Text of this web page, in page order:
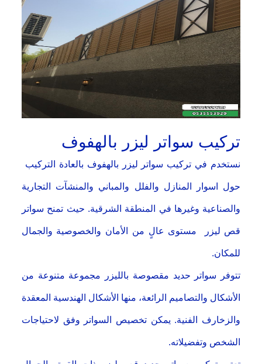
تركيب سواتر ليزر بالهفوف
نستخدم في تركيب سواتر ليزر بالهفوف بالعادة التركيب
حول اسوار المنازل والفلل والمباني والمنشآت التجارية
والصناعية وغيرها في المنطقة الشرقية. حيث تمنح سواتر
قص ليزر مستوى عالٍ من الأمان والخصوصية والجمال
للمكان.
تتوفر سواتر حديد مقصوصة بالليزر مجموعة متنوعة من
الأشكال والتصاميم الرائعة، منها الأشكال الهندسية المعقدة
والزخارف الفنية. يمكن تخصيص السواتر وفق لاحتياجات
الشخص وتفضيلاته.